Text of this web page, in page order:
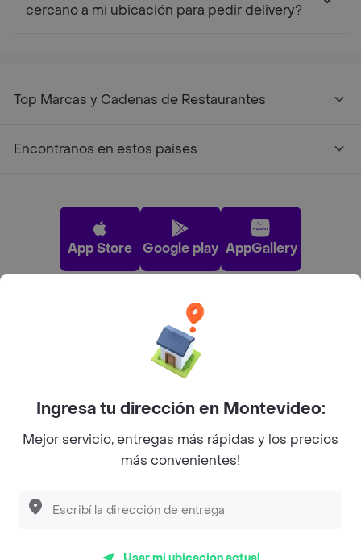
Descubre las PROMOCIONES que tenemos
cercano a mi ubicación para pedir delivery?
Top Marcas y Cadenas de Restaurantes
Encontranos en estos países
App Store Google play AppGallery
Pide tu comida favorita cerca de ti
Ingresa tu dirección en Montevideo:
Mejor servicio, entregas más rápidas y los precios
más convenientes!